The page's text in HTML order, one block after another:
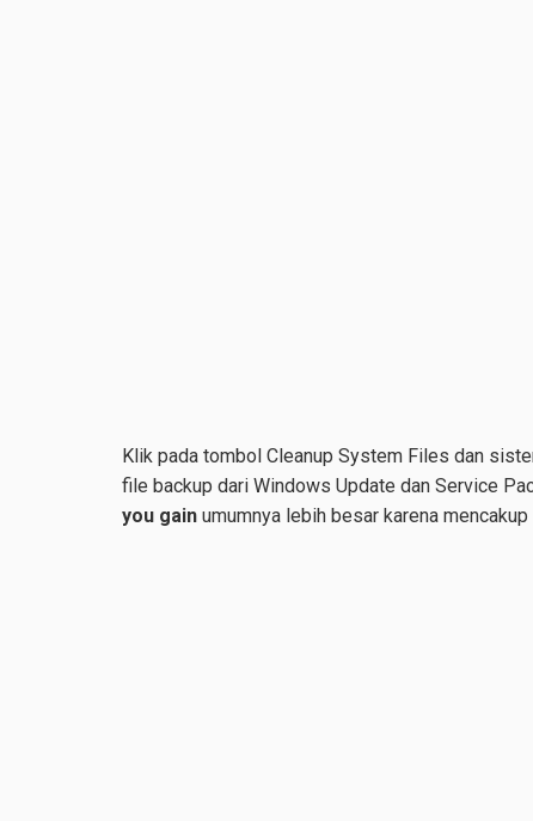
Klik pada tombol Cleanup System Files dan
file backup dari Windows Update dan Service
you gain umumnya lebih besar karena